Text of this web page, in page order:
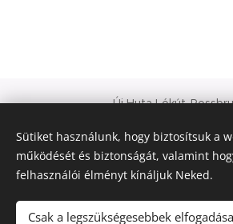
Új Huta Lókút-
Európa Kultúrális
PAJTA PROJEKT
© 2021 Minden jog fenntartva
Sütiket használunk, hogy biztosítsuk a
működését és biztonságát, valamint
felhasználói élményt kínáljuk Neked.
Csak a legszükségesebbek elfogadása